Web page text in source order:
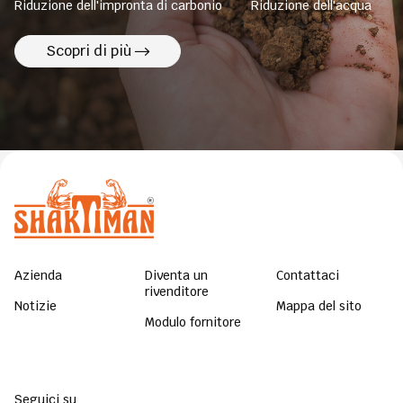
Riduzione dell'impronta di carbonio Riduzione dell'acqua
Scopri di più
Azienda
Notizie
Diventa un
rivenditore
Modulo fornitore
Contattaci
Mappa del sito
Seguici su